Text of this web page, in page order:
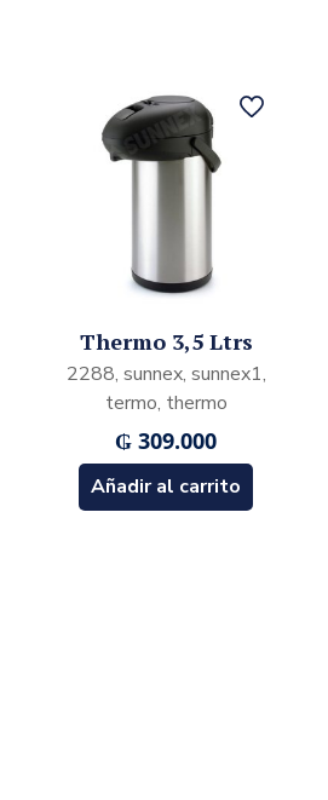
Thermo 3,5 Ltrs
2288, sunnex, sunnex1,
termo, thermo
₲ 309.000
Añadir al carrito